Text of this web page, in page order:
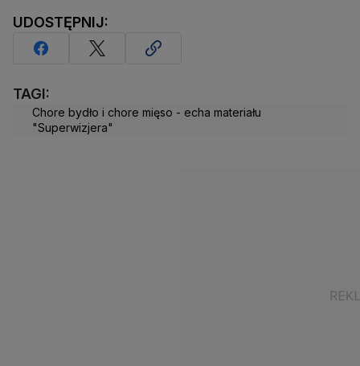
UDOSTĘPNIJ:
TAGI:
Chore bydło i chore mięso - echa materiału
"Superwizjera"